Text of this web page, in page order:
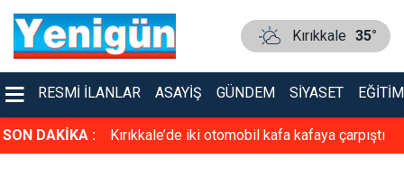
Kırıkkale 35°
RESMI İLANLAR ASAYIŞ GÜNDEM SIYASET EĞITIM
SON DAKİKA : Kırıkkale’de iki otomobil kafa kafaya çarpıştı